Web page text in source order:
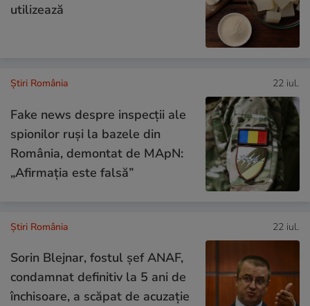
utilizează
Știri România 22 iul.
Fake news despre inspecții ale
spionilor ruși la bazele din
România, demontat de MApN:
„Afirmația este falsă”
Știri România 22 iul.
Sorin Blejnar, fostul șef ANAF,
condamnat definitiv la 5 ani de
închisoare, a scăpat de acuzație